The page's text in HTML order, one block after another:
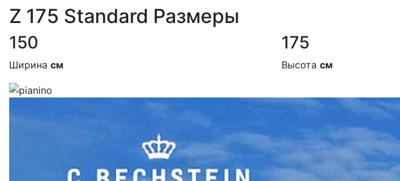
Z 175 Standard Размеры
150
Ширина см
175
Высота см